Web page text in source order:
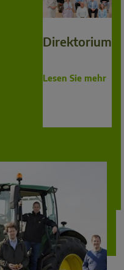
Direktorium
Lesen Sie mehr